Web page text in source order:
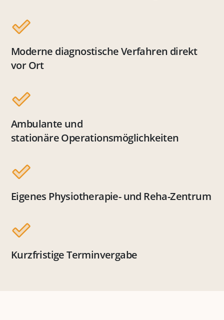
Moderne diagnostische Verfahren direkt
vor Ort
Ambulante und
stationäre Operationsmöglichkeiten
Eigenes Physiotherapie- und Reha-Zentrum
Kurzfristige Terminvergabe